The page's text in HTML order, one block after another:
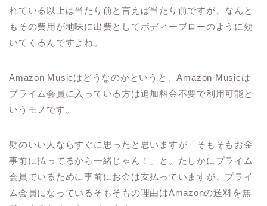
れている以上は当たり前と言えば当たり前ですが、なんと
もその費用が地味に出費としてボディーブローのように効
いてくるんですよね。
Amazon Musicはどうなのかというと、Amazon Musicは
プライム会員に入っている方は追加料金不要で利用可能と
いうモノです。
勘のいい人ならすぐに思ったと思いますが「そもそもお金
事前に払ってるから一緒じゃん！」と。たしかにプライム
会員でいるために事前にお金は支払っていますが、プライ
ム会員になっているそもそもの理由はAmazonの送料を無